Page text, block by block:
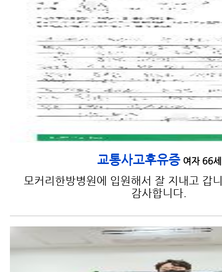
교통사고후유증여자 66세
모커리한방병원에 입원해서 잘 지내고 갑
감사합니다.